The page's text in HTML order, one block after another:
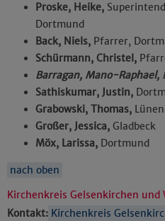
Proske, Heike,
Dortmund
Back, Niels, Pfarrer,
Schürmann, Christel,
Barragan, Mano-Raphael,
Sathiskumar, Justin,
Grabowski, Thomas, Lünen
Großer, Jessica, Gladbeck
Möx, Larissa, Dortmund
nach oben
Kirchenkreis Gelsenkirchen und
Kontakt: Kirchenkreis